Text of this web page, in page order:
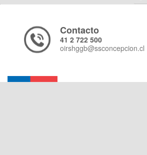
Contacto
41 2 722 500
oirshggb@ssconcepcion.cl